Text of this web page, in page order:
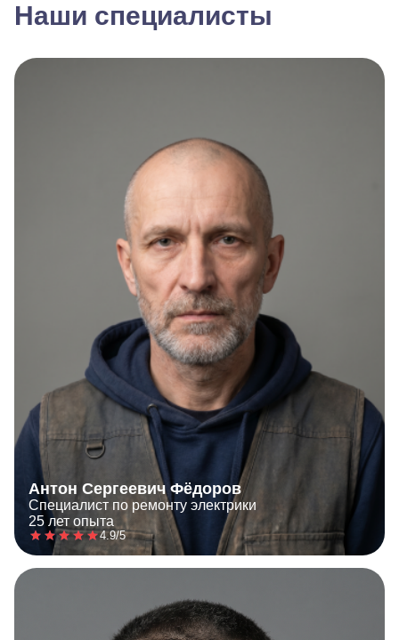
Наши специалисты
Антон Сергеевич Фёдоров
Специалист по ремонту электрики
25 лет опыта
4.9/5